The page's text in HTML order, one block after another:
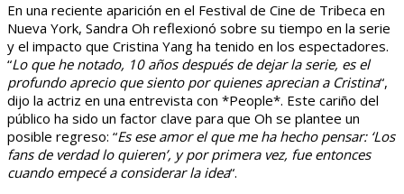
En una reciente aparición en el Festival de Cine de Tribeca en
Nueva York, Sandra Oh reflexionó sobre su tiempo en la serie
y el impacto que Cristina Yang ha tenido en los espectadores.
“Lo que he notado, 10 años después de dejar la serie, es el
profundo aprecio que siento por quienes aprecian a Cristina“,
dijo la actriz en una entrevista con *People*. Este cariño del
público ha sido un factor clave para que Oh se plantee un
posible regreso: “Es ese amor el que me ha hecho pensar: ‘Los
fans de verdad lo quieren’, y por primera vez, fue entonces
cuando empecé a considerar la idea“.